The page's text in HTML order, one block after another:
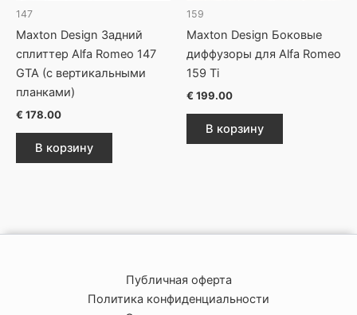
147
Maxton Design Задний
сплиттер Alfa Romeo 147
GTA (с вертикальными
планками)
€ 178.00
В корзину
159
Maxton Design Боковые
диффузоры для Alfa Romeo
159 Ti
€ 199.00
В корзину
Публичная оферта
Политика конфиденциальности